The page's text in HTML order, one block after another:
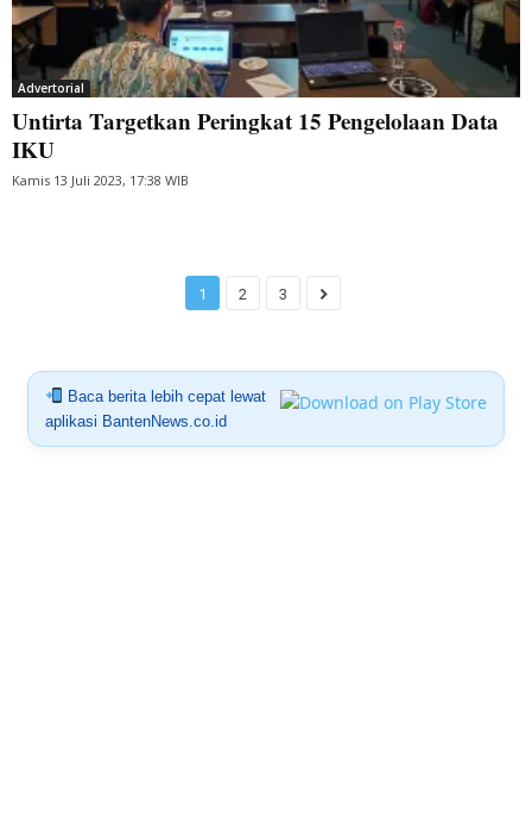
Advertorial
Untirta Targetkan Peringkat 15 Pengelolaan Data
IKU
Kamis 13 Juli 2023, 17:38 WIB
1 2 3
Baca berita lebih cepat lewat
aplikasi BantenNews.co.id